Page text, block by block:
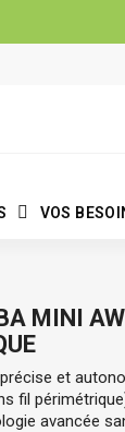
VOS
MINI
et
fil
avancée